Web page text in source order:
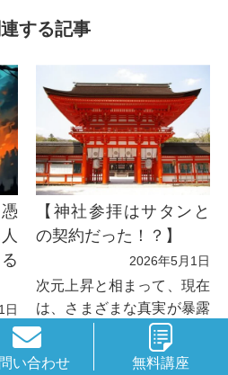
ています。 読んだ方からは
する記事
日
通
【神社参拝はサタンと
の契約だった！？】
2026年5月1日
次元上昇と相まって、現在
は、さまざまな真実が暴露
されてきています。
い合わせ 無料講座